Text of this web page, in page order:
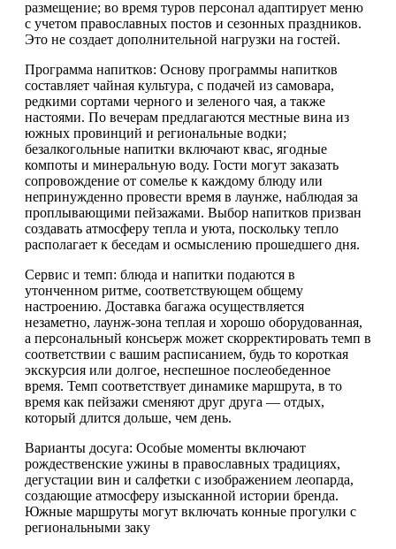
размещение; во время туров персонал адаптирует меню
с учетом православных постов и сезонных праздников.
Это не создает дополнительной нагрузки на гостей.
Программа напитков: Основу программы напитков
составляет чайная культура, с подачей из самовара,
редкими сортами черного и зеленого чая, а также
настоями. По вечерам предлагаются местные вина из
южных провинций и региональные водки;
безалкогольные напитки включают квас, ягодные
компоты и минеральную воду. Гости могут заказать
сопровождение от сомелье к каждому блюду или
непринужденно провести время в лаунже, наблюдая за
проплывающими пейзажами. Выбор напитков призван
создавать атмосферу тепла и уюта, поскольку тепло
располагает к беседам и осмыслению прошедшего дня.
Сервис и темп: блюда и напитки подаются в
утонченном ритме, соответствующем общему
настроению. Доставка багажа осуществляется
незаметно, лаунж-зона теплая и хорошо оборудованная,
а персональный консьерж может скорректировать темп в
соответствии с вашим расписанием, будь то короткая
экскурсия или долгое, неспешное послеобеденное
время. Темп соответствует динамике маршрута, в то
время как пейзажи сменяют друг друга — отдых,
который длится дольше, чем день.
Варианты досуга: Особые моменты включают
рождественские ужины в православных традициях,
дегустации вин и салфетки с изображением леопарда,
создающие атмосферу изысканной истории бренда.
Южные маршруты могут включать конные прогулки с
региональными заку